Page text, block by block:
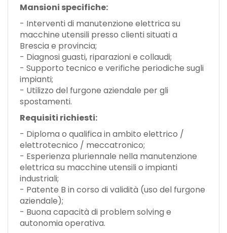
ES
PT
Mansioni specifiche:
- Interventi di manutenzione elettrica su
macchine utensili presso clienti situati a
Brescia e provincia;
- Diagnosi guasti, riparazioni e collaudi;
- Supporto tecnico e verifiche periodiche sugli
impianti;
- Utilizzo del furgone aziendale per gli
spostamenti.
Requisiti richiesti:
- Diploma o qualifica in ambito elettrico /
elettrotecnico / meccatronico;
- Esperienza pluriennale nella manutenzione
elettrica su macchine utensili o impianti
industriali;
- Patente B in corso di validità (uso del furgone
aziendale);
- Buona capacità di problem solving e
autonomia operativa.